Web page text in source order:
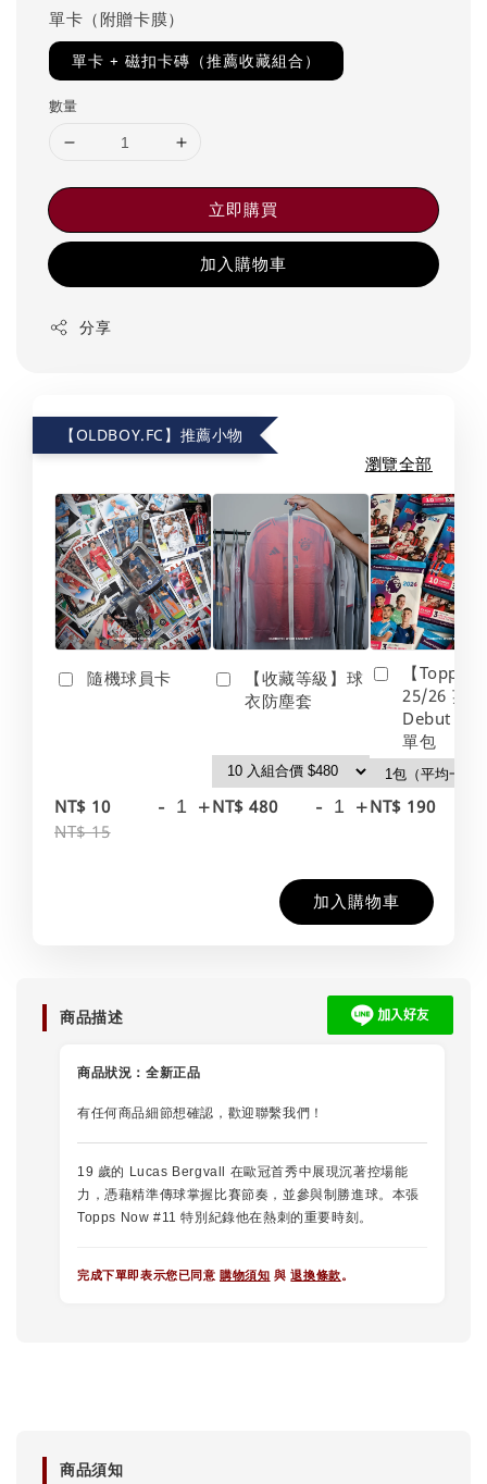
單卡（附贈卡膜）
單卡 + 磁扣卡磚（推薦收藏組合）
數量
立即購買
加入購物車
分享
【OLDBOY.FC】推薦小物
瀏覽全部
隨機球員卡
NT$ 10
NT$ 15
- +
【收藏等級】球
衣防塵套
NT$ 480 - +
【Topps】
25/26 英
Debut
單包
NT$ 190
加入購物車
商品描述
商品狀況： 全新正品
有任何商品細節想確認，歡迎聯繫我們！
19 歲的 Lucas Bergvall 在歐冠首秀中展現沉著控場能
力，憑藉精準傳球掌握比賽節奏，並參與制勝進球。本張
Topps Now #11 特別紀錄他在熱刺的重要時刻。
完成下單即表示您已同意 購物須知 與退換條款。
商品須知